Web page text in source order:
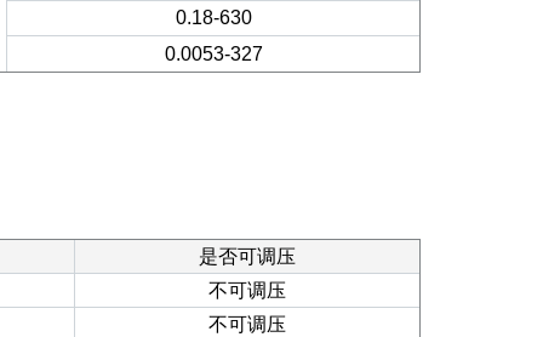
0.18-630
0.0053-327
是否可调压
不可调压
不可调压